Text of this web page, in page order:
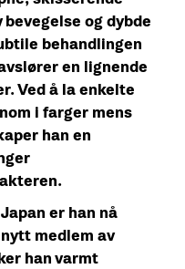
og dybde
behandlingen
en lignende
Ved å la enkelte
i farger mens
han en
er han nå
medlem av
han varmt